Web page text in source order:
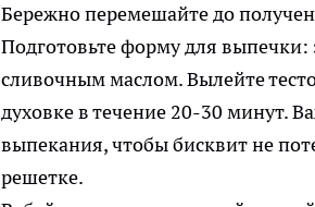
Бережно перемешайте до
Подготовьте форму для выпечки:
сливочным маслом. Вылейте
духовке в течение 20-30 минут.
выпекания, чтобы бисквит не
решетке.